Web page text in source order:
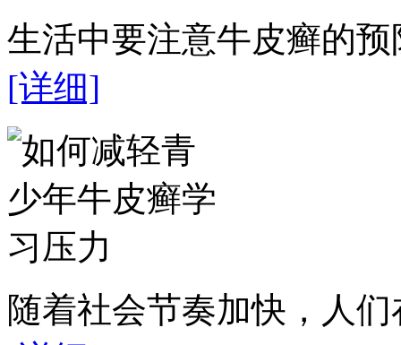
生活中要注意牛皮癣的
[详细]
随着社会节奏加快，人